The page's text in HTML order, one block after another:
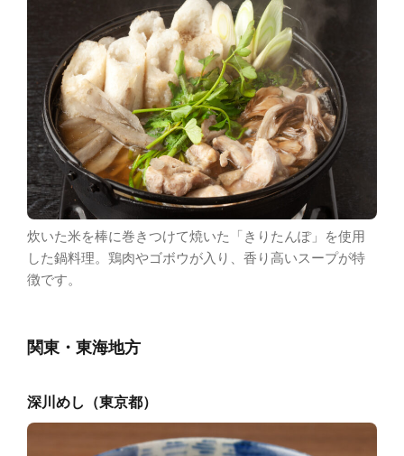
炊いた米を棒に巻きつけて焼いた「きりたんぽ」を使用
した鍋料理。鶏肉やゴボウが入り、香り高いスープが特
徴です。
関東・東海地方
深川めし（東京都）